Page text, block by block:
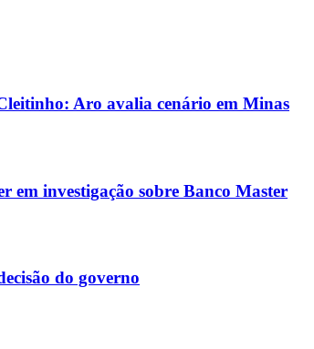
Aro avalia cenário em Minas
em investigação sobre Banco Master
do governo